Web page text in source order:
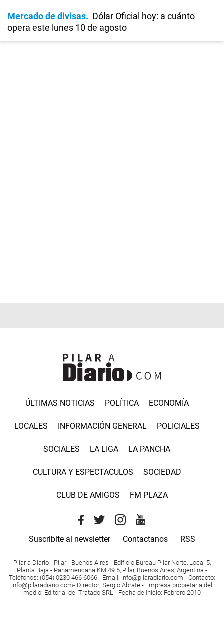
Mercado de divisas
Dólar Oficial hoy: a cuánto
opera este lunes 10 de agosto
ÚLTIMAS NOTICIAS POLÍTICA ECONOMÍA
LOCALES INFORMACIÓN GENERAL POLICIALES
SOCIALES LA LIGA LA PANCHA
CULTURA Y ESPECTACULOS SOCIEDAD
CLUB DE AMIGOS FM PLAZA
Suscribite al newsletter Contactanos RSS
Pilar a Diario - Pilar - Buenos Aires - Edificio Bureau Pilar Norte, Local 5,
Planta Baja - Panamericana KM 49.5, Pilar, Buenos Aires, Argentina -
Teléfonos: (054) 0230 466 6066 - Email : info@pilaradiario.com - Contacto:
info@pilaradiario.com- Director: Sergio Abrate - Empresa propietaria del
medio: Editorial del Tratado SRL - Fecha de Inicio: Febrero 2010